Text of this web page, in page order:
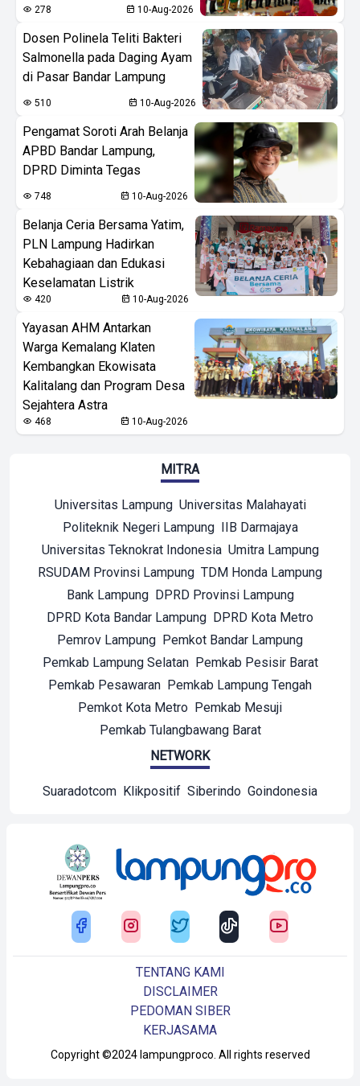
278 10-Aug-2026
Dosen Polinela Teliti Bakteri
Salmonella pada Daging Ayam
di Pasar Bandar Lampung
510 10-Aug-2026
Pengamat Soroti Arah Belanja
APBD Bandar Lampung,
DPRD Diminta Tegas
748 10-Aug-2026
Belanja Ceria Bersama Yatim,
PLN Lampung Hadirkan
Kebahagiaan dan Edukasi
Keselamatan Listrik
420 10-Aug-2026
Yayasan AHM Antarkan
Warga Kemalang Klaten
Kembangkan Ekowisata
Kalitalang dan Program Desa
Sejahtera Astra
468 10-Aug-2026
MITRA
Universitas Lampung Universitas Malahayati
Politeknik Negeri Lampung
IIB Darmajaya
Universitas Teknokrat Indonesia Umitra Lampung
RSUDAM Provinsi Lampung TDM Honda Lampung
Bank Lampung
DPRD Provinsi Lampung
DPRD Kota Bandar Lampung DPRD Kota Metro
Pemrov Lampung Pemkot Bandar Lampung
Pemkab Lampung Selatan
Pemkab Pesisir Barat
Pemkab Pesawaran Pemkab Lampung Tengah
Pemkot Kota Metro Pemkab Mesuji
Pemkab Tulangbawang Barat
NETWORK
Suaradotcom Klikpositif Siberindo Goindonesia
Copyright ©2024 lampungproco. All rights reserved
TENTANG KAMI
DISCLAIMER
PEDOMAN SIBER
KERJASAMA